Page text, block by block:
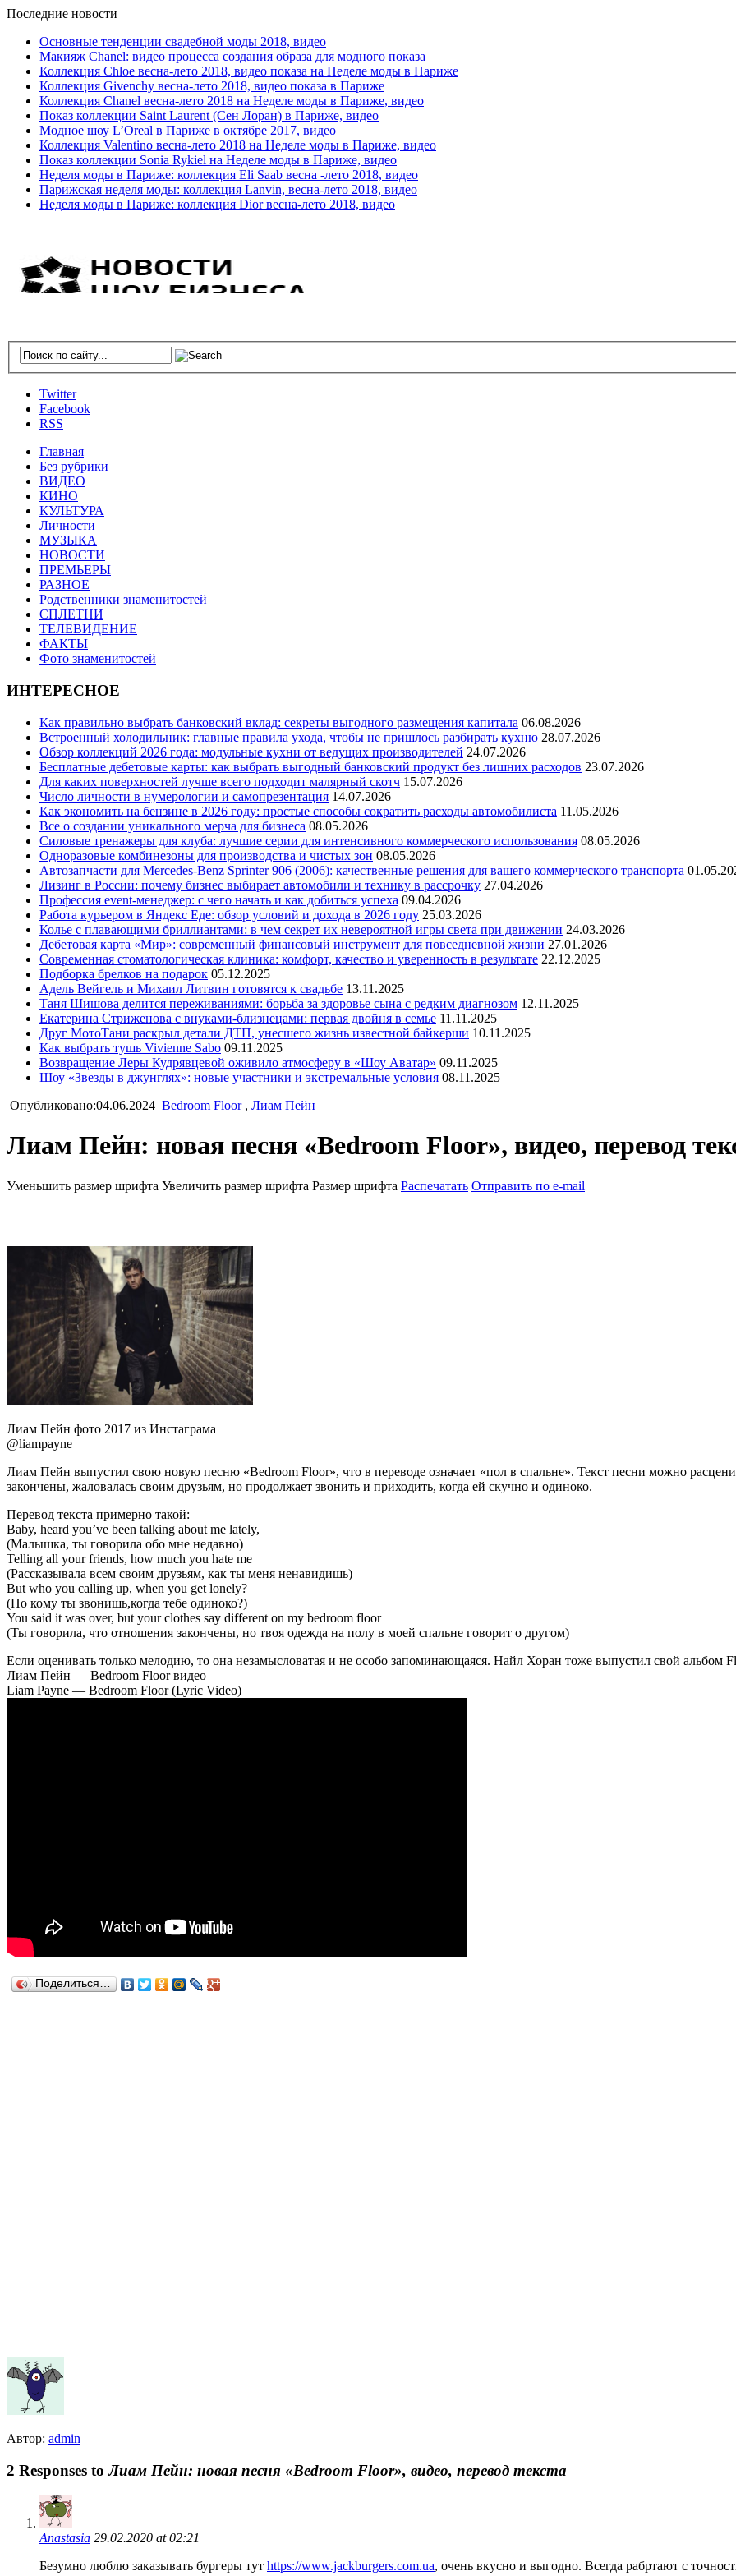
Последние новости
Основные тенденции свадебной моды 2018, видео
Макияж Chanel: видео процесса создания образа для модного показа
Коллекция Chloe весна-лето 2018, видео показа на Неделе моды в Париже
Коллекция Givenchy весна-лето 2018, видео показа в Париже
Коллекция Chanel весна-лето 2018 на Неделе моды в Париже, видео
Показ коллекции Saint Laurent (Сен Лоран) в Париже, видео
Модное шоу L’Oreal в Париже в октябре 2017, видео
Коллекция Valentino весна-лето 2018 на Неделе моды в Париже, видео
Показ коллекции Sonia Rykiel на Неделе моды в Париже, видео
Неделя моды в Париже: коллекция Eli Saab весна -лето 2018, видео
Парижская неделя моды: коллекция Lanvin, весна-лето 2018, видео
Неделя моды в Париже: коллекция Dior весна-лето 2018, видео
Twitter
Facebook
RSS
Главная
Без рубрики
ВИДЕО
КИНО
КУЛЬТУРА
Личности
МУЗЫКА
НОВОСТИ
ПРЕМЬЕРЫ
РАЗНОЕ
Родственники знаменитостей
СПЛЕТНИ
ТЕЛЕВИДЕНИЕ
ФАКТЫ
Фото знаменитостей
ИНТЕРЕСНОЕ
Как правильно выбрать банковский вклад: секреты выгодного размещения капитала 06.08.2026
Встроенный холодильник: главные правила ухода, чтобы не пришлось разбирать кухню 28.07.2026
Обзор коллекций 2026 года: модульные кухни от ведущих производителей 24.07.2026
Бесплатные дебетовые карты: как выбрать выгодный банковский продукт без лишних расходов 23.07.2026
Для каких поверхностей лучше всего подходит малярный скотч 15.07.2026
Число личности в нумерологии и самопрезентация 14.07.2026
Как экономить на бензине в 2026 году: простые способы сократить расходы автомобилиста 11.05.2026
Все о создании уникального мерча для бизнеса 08.05.2026
Силовые тренажеры для клуба: лучшие серии для интенсивного коммерческого использования 08.05.2026
Одноразовые комбинезоны для производства и чистых зон 08.05.2026
Автозапчасти для Mercedes-Benz Sprinter 906 (2006): качественные решения для вашего коммерческого транспорта
Лизинг в России: почему бизнес выбирает автомобили и технику в рассрочку 27.04.2026
Профессия event-менеджер: с чего начать и как добиться успеха 09.04.2026
Работа курьером в Яндекс Еде: обзор условий и дохода в 2026 году 25.03.2026
Колье с плавающими бриллиантами: в чем секрет их невероятной игры света при движении 24.03.2026
Дебетовая карта «Мир»: современный финансовый инструмент для повседневной жизни 27.01.2026
Современная стоматологическая клиника: комфорт, качество и уверенность в результате 22.12.2025
Подборка брелков на подарок 05.12.2025
Адель Вейгель и Михаил Литвин готовятся к свадьбе 13.11.2025
Таня Шишова делится переживаниями: борьба за здоровье сына с редким диагнозом 12.11.2025
Екатерина Стриженова с внуками-близнецами: первая двойня в семье 11.11.2025
Друг МотоТани раскрыл детали ДТП, унесшего жизнь известной байкерши 10.11.2025
Как выбрать тушь Vivienne Sabo 09.11.2025
Возвращение Леры Кудрявцевой оживило атмосферу в «Шоу Аватар» 09.11.2025
Шоу «Звезды в джунглях»: новые участники и экстремальные условия 08.11.2025
Опубликовано:04.06.2024 Bedroom Floor, Лиам Пейн
Лиам Пейн: новая песня «Bedroom Floor», видео, перевод
Уменьшить размер шрифта Увеличить размер шрифта Размер шрифта Распечатать Отправить по e-mail
Лиам Пейн фото 2017 из Инстаграма
@liampayne
Лиам Пейн выпустил свою новую песню «Bedroom Floor», что в переводе означает «пол в спальне». Текст песни можно
закончены, жаловалась своим друзьям, но продолжает звонить и приходить, когда ей скучно и одиноко.
Перевод текста примерно такой:
Baby, heard you’ve been talking about me lately,
(Малышка, ты говорила обо мне недавно)
Telling all your friends, how much you hate me
(Рассказывала всем своим друзьям, как ты меня ненавидишь)
But who you calling up, when you get lonely?
(Но кому ты звонишь,когда тебе одиноко?)
You said it was over, but your clothes say different on my bedroom floor
(Ты говорила, что отношения закончены, но твоя одежда на полу в моей спальне говорит о другом)
Если оценивать только мелодию, то она незамысловатая и не особо запоминающаяся. Найл Хоран тоже выпустил свой альбом
Лиам Пейн — Bedroom Floor видео
Liam Payne — Bedroom Floor (Lyric Video)
Поделиться…
Автор: admin
2 Responses toЛиам Пейн: новая песня «Bedroom Floor», видео, перевод текста
Anastasia 29.02.2020 at 02:21
Безумно люблю заказывать бургеры тут https://www.jackburgers.com.ua, очень вкусно и выгодно. Всегда рабртают с